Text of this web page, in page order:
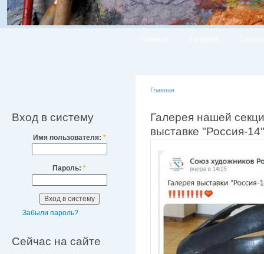
Вход в систему
Имя пользователя: *
Пароль: *
Забыли пароль?
Сейчас на сайте
Главная
Галерея нашей
выставке "Россия-14"